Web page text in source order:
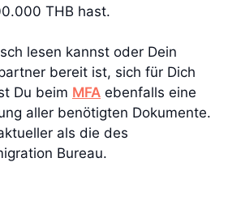
THB hast.
lesen kannst oder Dein
bereit ist, sich für Dich
Du beim MFA ebenfalls eine
aller benötigten Dokumente.
als die des
Bureau.